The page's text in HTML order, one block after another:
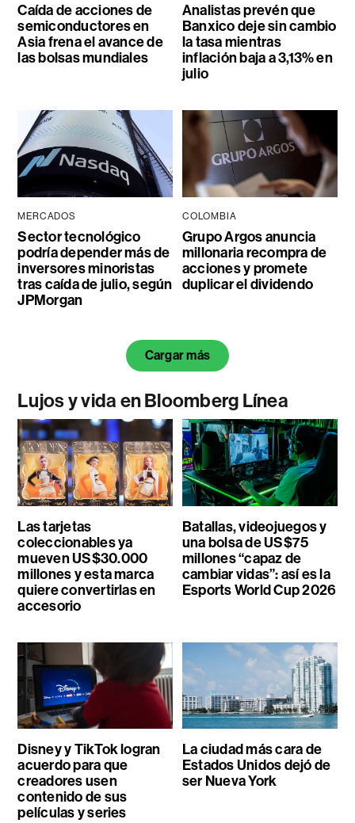
Caída de acciones de
semiconductores en
Asia frena el avance de
las bolsas mundiales
Analistas prevén que
Banxico deje sin cambio
la tasa mientras
inflación baja a 3,13% en
julio
MERCADOS
Sector tecnológico
podría depender más de
inversores minoristas
tras caída de julio, según
JPMorgan
COLOMBIA
Grupo Argos anuncia
millonaria recompra de
acciones y promete
duplicar el dividendo
Cargar más
Lujos y vida en Bloomberg Línea
Las tarjetas
coleccionables ya
mueven US$30.000
millones y esta marca
quiere convertirlas en
accesorio
Batallas, videojuegos y
una bolsa de US$75
millones “capaz de
cambiar vidas”: así es la
Esports World Cup 2026
Disney y TikTok logran
acuerdo para que
creadores usen
contenido de sus
películas y series
La ciudad más cara de
Estados Unidos dejó de
ser Nueva York